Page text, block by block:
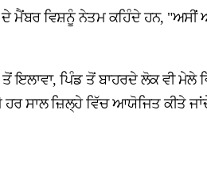
ਮੈਂਬਰ ਵਿਸ਼ਨੂੰ ਨੇਤਮ ਕਹਿੰਦੇ ਹਨ,
ਇਲਾਵਾ, ਪਿੰਡ ਤੋਂ ਬਾਹਰਦੇ ਲੋਕ ਵੀ
ਜ਼ਿਲ੍ਹੇ ਵਿੱਚ ਆਯੋਜਿਤ ਕੀਤੇ